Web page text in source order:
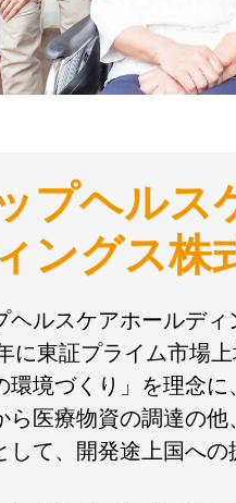
プヘルス
ングス株
ヘルスケアホールディ
に東証プライム市場
環境づくり」を理念に
ら医療物資の調達の
して、開発途上国への